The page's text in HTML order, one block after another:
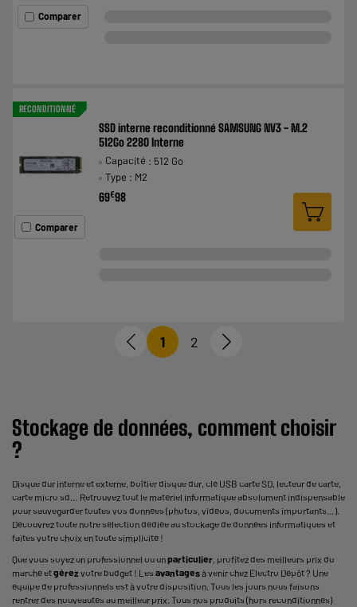
Comparer
RECONDITIONNÉ
Comparer
SSD interne reconditionné SAMSUNG NV3 - M.2
512Go 2280 Interne
Capacité : 512 Go
Type : M2
69€98
1 2
Stockage de données, comment choisir
?
Disque dur interne et externe, boîtier disque dur, clé USB carte SD, lecteur de carte,
carte micro sd… Retrouvez tout le matériel informatique absolument indispensable
pour sauvegarder toutes vos données (photos, vidéos, documents importants…).
Découvrez toute notre sélection dédiée au stockage de données informatiques et
faites votre choix en toute simplicité !
Que vous soyez un professionnel ou unparticulier, profitez des meilleurs prix du
marché etgérez votre budget ! Les avantagesà venir chez Electro Dépôt ? Une
équipe de professionnels est à votre disposition. Tous les jours nous faisons
rentrer des nouveautés au meilleur prix. Tous nos produits (hors reconditionnés)